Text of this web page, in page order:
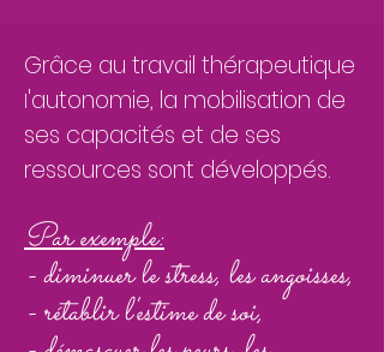
Grâce au travail thérapeutique
​l'autonomie, la mobilisation de
ses capacités et de ses
ressources sont développés.
Par exemple:
- diminuer le stress, les angoisses,
- rétablir l'estime de soi,